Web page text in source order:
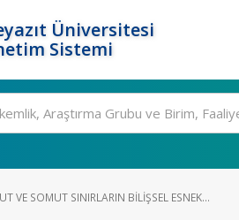
Üniversitesi
Sistemi
VE SOMUT SINIRLARIN BILIŞSEL ESNEK...